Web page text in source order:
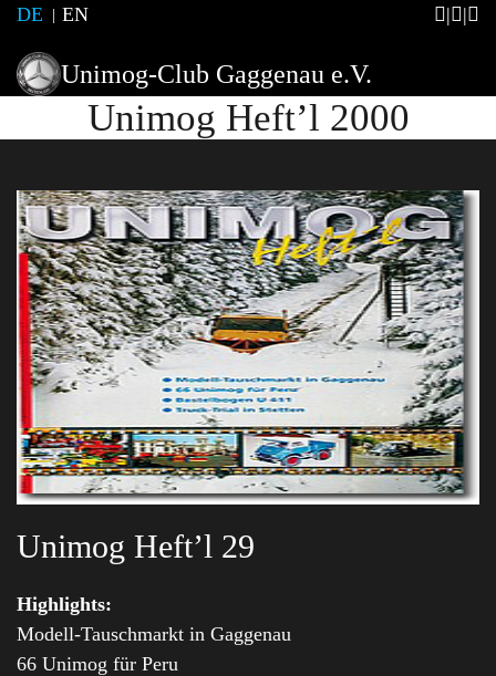
DE EN
Unimog-Club Gaggenau e.V.
Unimog Heft’l 2000
Unimog Heft’l 29
Highlights:
Modell-Tauschmarkt in Gaggenau
66 Unimog für Peru